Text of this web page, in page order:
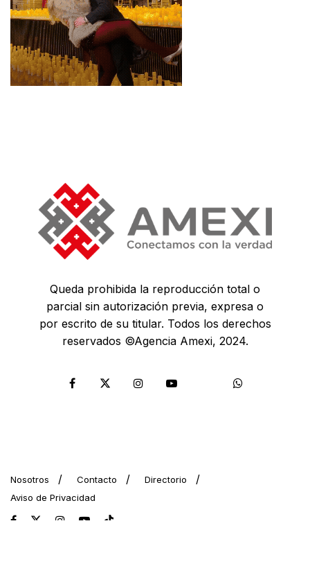
Queda prohibida la reproducción total o
parcial sin autorización previa, expresa o
por escrito de su titular. Todos los derechos
reservados ©Agencia Amexi, 2024.
Nosotros Contacto
Directorio
Aviso de Privacidad